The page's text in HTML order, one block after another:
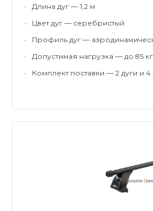
•
Длина дуг — 1,2 м
•
Цвет дуг — серебристый
•
Профиль дуг —
•
Допустимая нагрузка — до 85 кг
•
Комплект поставки — 2 дуги и